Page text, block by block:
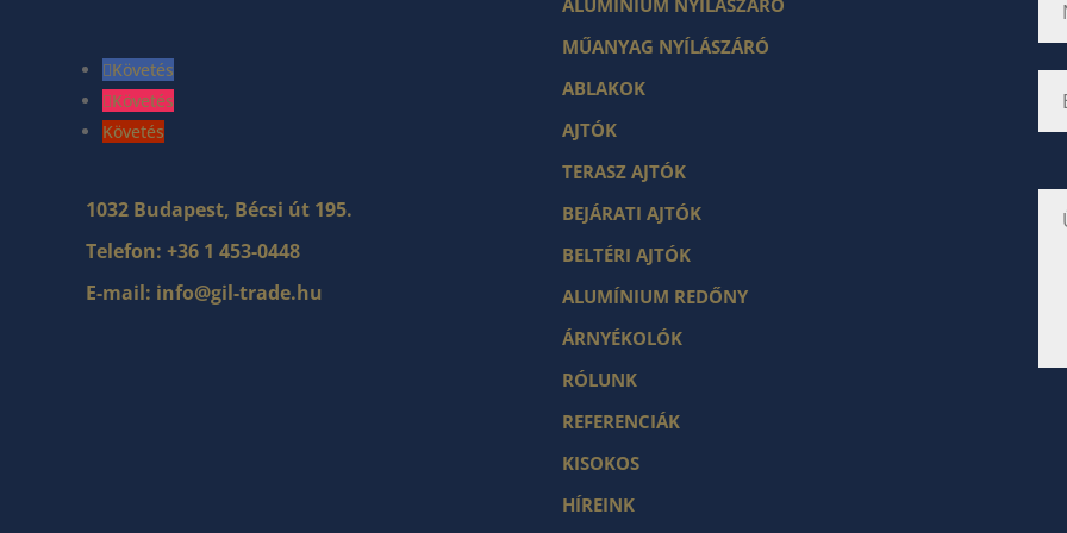
Követés
Követés
Követés
1032 Budapest, Bécsi út 195.
Telefon: +36 1 453-0448
E-mail: info@gil-trade.hu
MŰANYAG NYÍLÁSZÁRÓ
ABLAKOK
AJTÓK
TERASZ AJTÓK
BEJÁRATI AJTÓK
BELTÉRI AJTÓK
ALUMÍNIUM REDŐNY
ÁRNYÉKOLÓK
RÓLUNK
REFERENCIÁK
KISOKOS
HÍREINK